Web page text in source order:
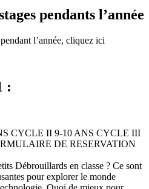
pendants l’année
l’année, cliquez ici
:
CYCLE II 9-10 ANS CYCLE III
DE RESERVATION
Débrouillards en classe ? Ce sont
pour explorer le monde